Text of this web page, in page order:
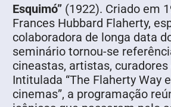
Esquimó” (1922). Criado em
Frances Hubbard Flaherty,
colaboradora de longa data
seminário tornou-se
cineastas, artistas,
Intitulada “The Flaherty Way
cinemas”, a programação